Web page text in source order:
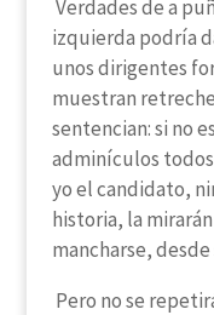
Verdades de a
izquierda podría
unos dirigentes
muestran
sentencian: si no
adminículos
yo el candidato,
historia, la
mancharse,
Pero no se